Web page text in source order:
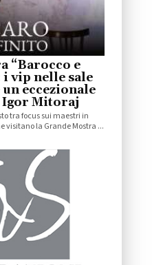
“Barocco e
i vip nelle sale
un eccezionale
Igor Mitoraj
tra focus sui maestri in
visitano la Grande Mostra ...